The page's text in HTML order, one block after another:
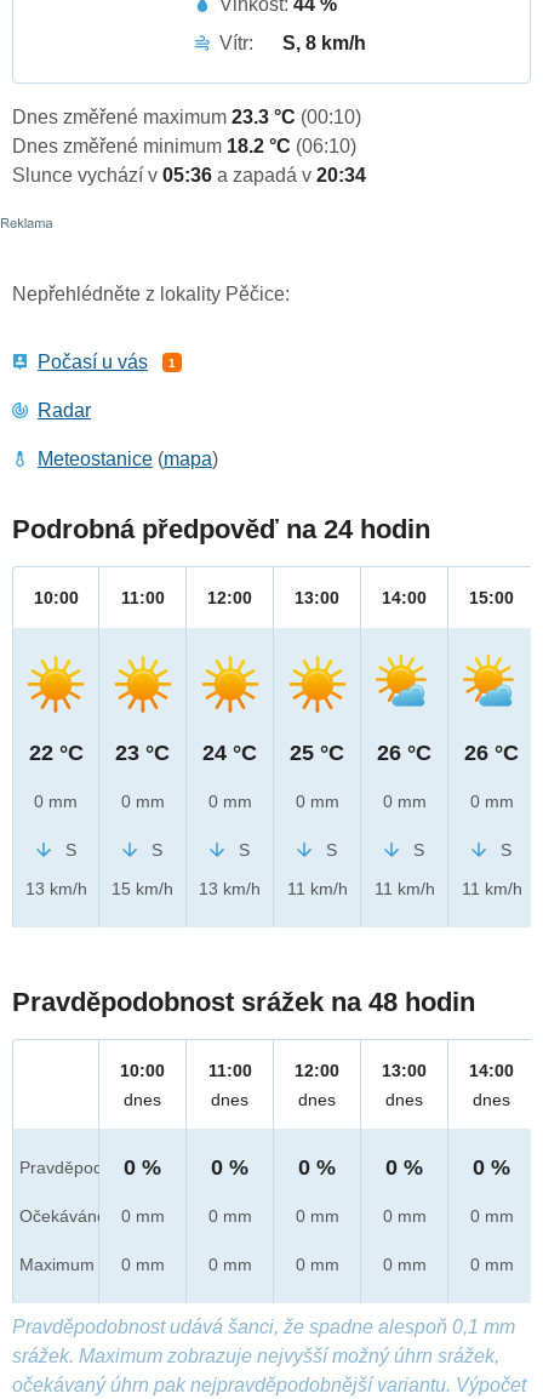
Vlhkost: 44 %
Vítr:
S, 8 km/h
Dnes změřené maximum 23.3 °C (00:10)
Dnes změřené minimum 18.2 °C (06:10)
Slunce vychází v 05:36 a zapadá v 20:34
Nepřehlédněte z lokality Pěčice:
Počasí u vás 1
Radar
Meteostanice (mapa)
Podrobná předpověď na 24 hodin
10:00
22 °C
0 mm
S
13 km/h
11:00
23 °C
0 mm
S
15 km/h
12:00
24 °C
0 mm
S
13 km/h
13:00
25 °C
0 mm
S
11 km/h
14:00
26 °C
0 mm
S
11 km/h
15:00
26 °C
0 mm
S
11 km/h
Pravděpodobnost srážek na 48 hodin
Pravděpod.
Očekáváno
Maximum
10:00
dnes
0 %
0 mm
0 mm
11:00
dnes
0 %
0 mm
0 mm
12:00
dnes
0 %
0 mm
0 mm
13:00
dnes
0 %
0 mm
0 mm
14:00
dnes
0 %
0 mm
0 mm
Pravděpodobnost udává šanci, že spadne alespoň 0,1 mm
srážek. Maximum zobrazuje nejvyšší možný úhrn srážek,
očekávaný úhrn pak nejpravděpodobnější variantu. Výpočet